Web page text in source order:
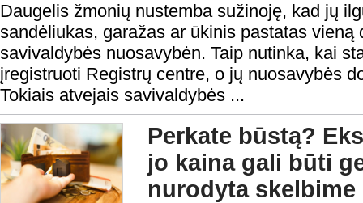
Daugelis žmonių nustemba sužinoję, kad jų
sandėliukas, garažas ar ūkinis pastatas vieną
savivaldybės nuosavybėn. Taip nutinka, kai
įregistruoti Registrų centre, o jų nuosavybės
Tokiais atvejais savivaldybės ...
Perkate būstą?
jo kaina gali būti
nurodyta skelbime